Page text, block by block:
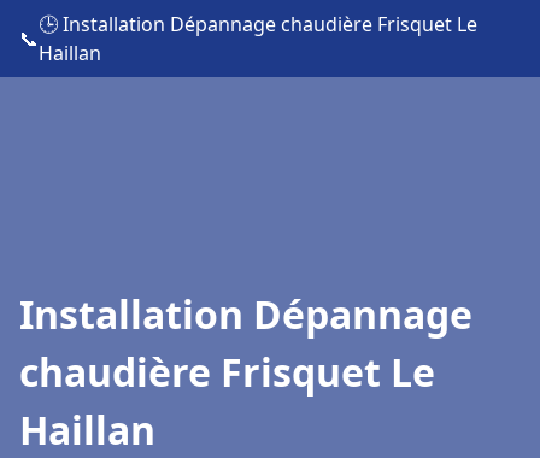
📞
🕒 Installation Dépannage chaudière Frisquet Le
Haillan
Installation Dépannage
chaudière Frisquet Le
Haillan